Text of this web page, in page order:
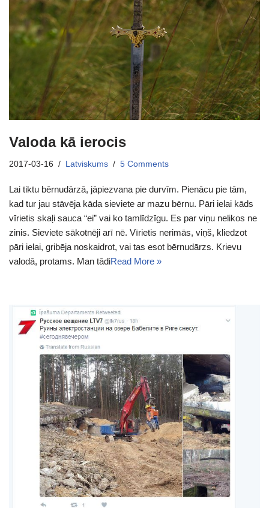
Valoda kā ierocis
2017-03-16 Latviskums 5 Comments
Lai tiktu bērnudārzā, jāpiezvana pie durvīm. Pienācu pie tām,
kad tur jau stāvēja kāda sieviete ar mazu bērnu. Pāri ielai kāds
vīrietis skaļi sauca “ei” vai ko tamlīdzīgu. Es par viņu nelikos ne
zinis. Sieviete sākotnēji arī nē. Vīrietis nerimās, viņš, kliedzot
pāri ielai, gribēja noskaidrot, vai tas esot bērnudārzs. Krievu
valodā, protams. Man tādiRead More »